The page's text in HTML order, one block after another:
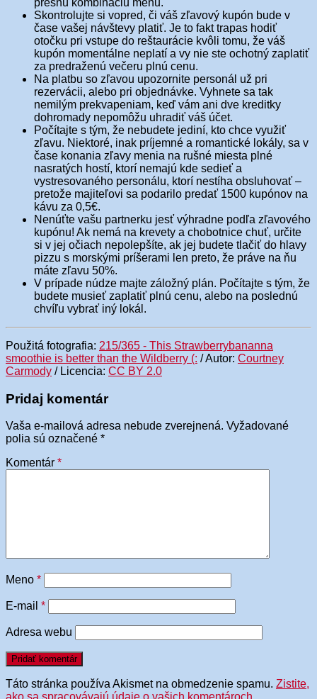
Skontrolujte si vopred, či váš zľavový kupón bude v
čase vašej návštevy platiť. Je to fakt trapas hodiť
otočku pri vstupe do reštaurácie kvôli tomu, že váš
kupón momentálne neplatí a vy nie ste ochotný zaplatiť
za predraženú večeru plnú cenu.
Na platbu so zľavou upozornite personál už pri
rezervácii, alebo pri objednávke. Vyhnete sa tak
nemilým prekvapeniam, keď vám ani dve kreditky
dohromady nepomôžu uhradiť váš účet.
Počítajte s tým, že nebudete jediní, kto chce využiť
zľavu. Niektoré, inak príjemné a romantické lokály, sa v
čase konania zľavy menia na rušné miesta plné
nasratých hostí, ktorí nemajú kde sedieť a
vystresovaného personálu, ktorí nestíha obsluhovať –
pretože majiteľovi sa podarilo predať 1500 kupónov na
kávu za 0,5€.
Nenúťte vašu partnerku jesť výhradne podľa zľavového
kupónu! Ak nemá na krevety a chobotnice chuť, určite
si v jej očiach nepolepšíte, ak jej budete tlačiť do hlavy
pizzu s morskými príšerami len preto, že práve na ňu
máte zľavu 50%.
V prípade núdze majte záložný plán. Počítajte s tým, že
budete musieť zaplatiť plnú cenu, alebo na poslednú
chvíľu vybrať iný lokál.
Použitá fotografia: 215/365 - This Strawberrybananna
smoothie is better than the Wildberry (: / Autor: Courtney
Carmody / Licencia: CC BY 2.0
Pridaj komentár
Vaša e-mailová adresa nebude zverejnená. Vyžadované
polia sú označené *
Komentár *
Meno *
E-mail *
Adresa webu
Táto stránka používa Akismet na obmedzenie spamu. Zistite,